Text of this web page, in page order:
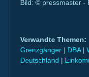
Bild: © pressmaster -
Verwandte Themen:
Grenzgänger | DBA|
Deutschland |